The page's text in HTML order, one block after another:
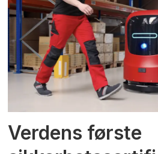
Verdens første